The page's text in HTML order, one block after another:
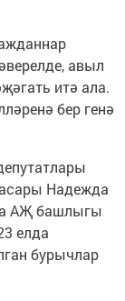
авыл
итә ала.
бер генә
Надежда
АҖ башлыгы
елда
бурычлар